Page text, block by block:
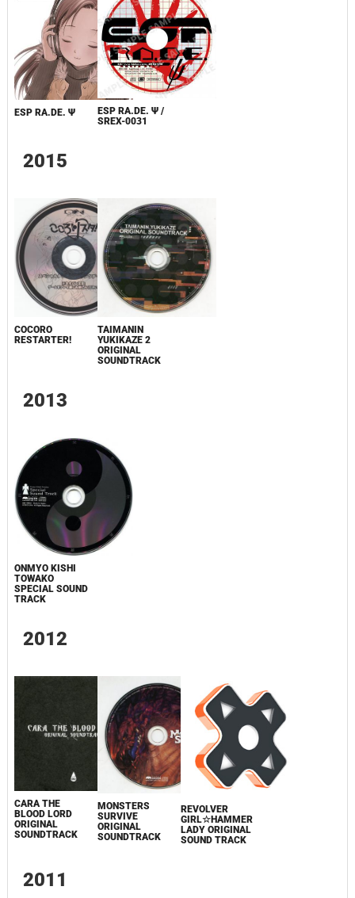
ESP RA.DE. Ψ
ESP RA.DE. Ψ /
SREX-0031
2015
COCORO
RESTARTER!
TAIMANIN
YUKIKAZE 2
ORIGINAL
SOUNDTRACK
2013
ONMYO KISHI
TOWAKO
SPECIAL SOUND
TRACK
2012
CARA THE
BLOOD LORD
ORIGINAL
SOUNDTRACK
MONSTERS
SURVIVE
ORIGINAL
SOUNDTRACK
REVOLVER
GIRL☆HAMMER
LADY ORIGINAL
SOUND TRACK
2011